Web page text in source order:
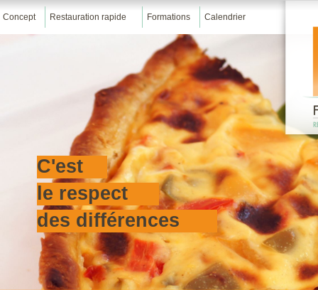
Concept Restauration rapide Formations Calendrier
C'est
le respect
des différences